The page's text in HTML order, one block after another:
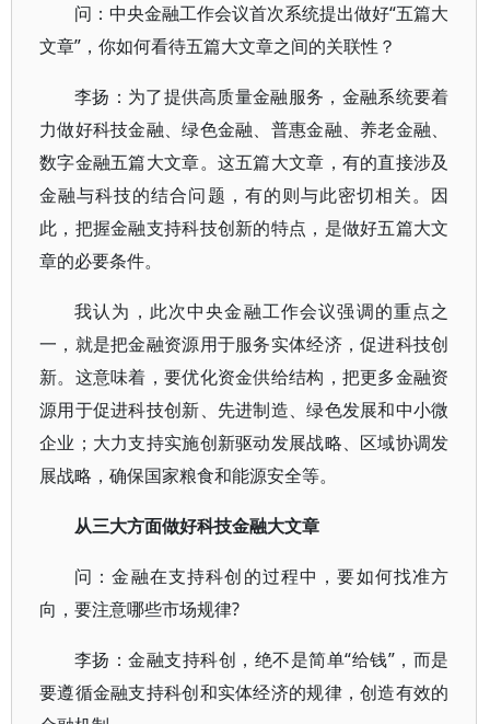
问：中央金融工作会议首次系统提出做好“五篇大
文章”，你如何看待五篇大文章之间的关联性？
李扬：为了提供高质量金融服务，金融系统要着
力做好科技金融、绿色金融、普惠金融、养老金融、
数字金融五篇大文章。这五篇大文章，有的直接涉及
金融与科技的结合问题，有的则与此密切相关。因
此，把握金融支持科技创新的特点，是做好五篇大文
章的必要条件。
我认为，此次中央金融工作会议强调的重点之
一，就是把金融资源用于服务实体经济，促进科技创
新。这意味着，要优化资金供给结构，把更多金融资
源用于促进科技创新、先进制造、绿色发展和中小微
企业；大力支持实施创新驱动发展战略、区域协调发
展战略，确保国家粮食和能源安全等。
从三大方面做好科技金融大文章
问：金融在支持科创的过程中，要如何找准方
向，要注意哪些市场规律?
李扬：金融支持科创，绝不是简单“给钱”，而是
要遵循金融支持科创和实体经济的规律，创造有效的